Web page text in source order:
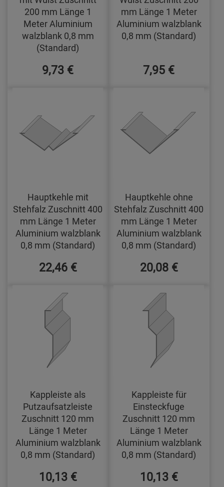
200 mm Länge 1
Meter Aluminium
walzblank 0,8 mm
(Standard)
9,73 €
mm Länge 1 Meter
Aluminium walzblank
0,8 mm (Standard)
7,95 €
Hauptkehle mit
Stehfalz Zuschnitt 400
mm Länge 1 Meter
Aluminium walzblank
0,8 mm (Standard)
22,46 €
Hauptkehle ohne
Stehfalz Zuschnitt 400
mm Länge 1 Meter
Aluminium walzblank
0,8 mm (Standard)
20,08 €
Kappleiste als
Putzaufsatzleiste
Zuschnitt 120 mm
Länge 1 Meter
Aluminium walzblank
0,8 mm (Standard)
10,13 €
Kappleiste für
Einsteckfuge
Zuschnitt 120 mm
Länge 1 Meter
Aluminium walzblank
0,8 mm (Standard)
10,13 €